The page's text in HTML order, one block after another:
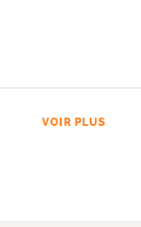
VOIR PLUS